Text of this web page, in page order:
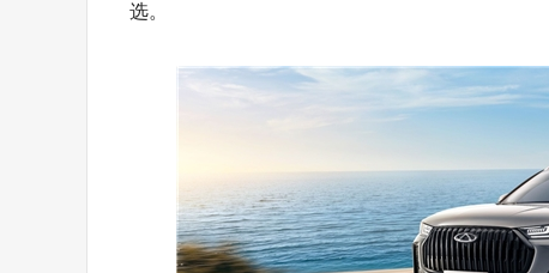
选。